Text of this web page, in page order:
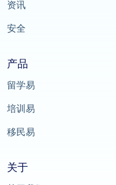
资讯
安全
产品
留学易
培训易
移民易
关于